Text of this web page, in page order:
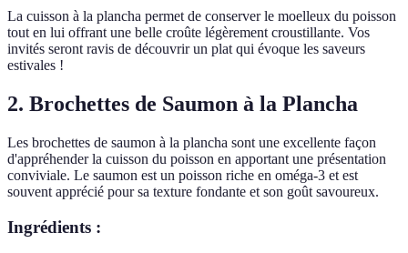
La cuisson à la plancha permet de conserver le moelleux du poisson
tout en lui offrant une belle croûte légèrement croustillante. Vos
invités seront ravis de découvrir un plat qui évoque les saveurs
estivales !
2. Brochettes de Saumon à la Plancha
Les brochettes de saumon à la plancha sont une excellente façon
d'appréhender la cuisson du poisson en apportant une présentation
conviviale. Le saumon est un poisson riche en oméga-3 et est
souvent apprécié pour sa texture fondante et son goût savoureux.
Ingrédients :